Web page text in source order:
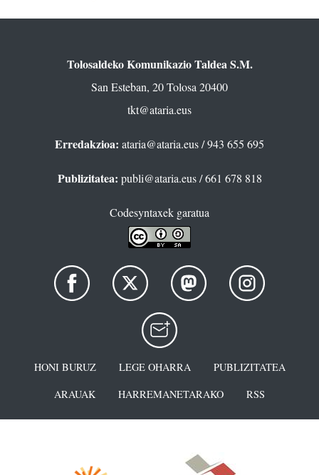
Tolosaldeko Komunikazio Taldea S.M.
San Esteban, 20 Tolosa 20400
tkt@ataria.eus
Erredakzioa: ataria@ataria.eus/ 943 655 695
Publizitatea: publi@ataria.eus/ 661 678 818
Codesyntaxek garatua
HONI BURUZ LEGE OHARRA
PUBLIZITATEA
ARAUAK
HARREMANETARAKO RSS